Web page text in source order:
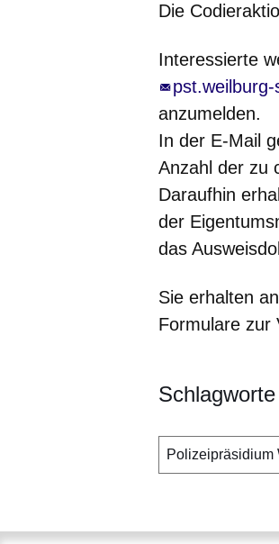
Die
Interessierte
anzumelden.
In der E-Mail
Anzahl der zu
Daraufhin
der
das
Sie erhalten
Formulare zur
Polizeipräsidium